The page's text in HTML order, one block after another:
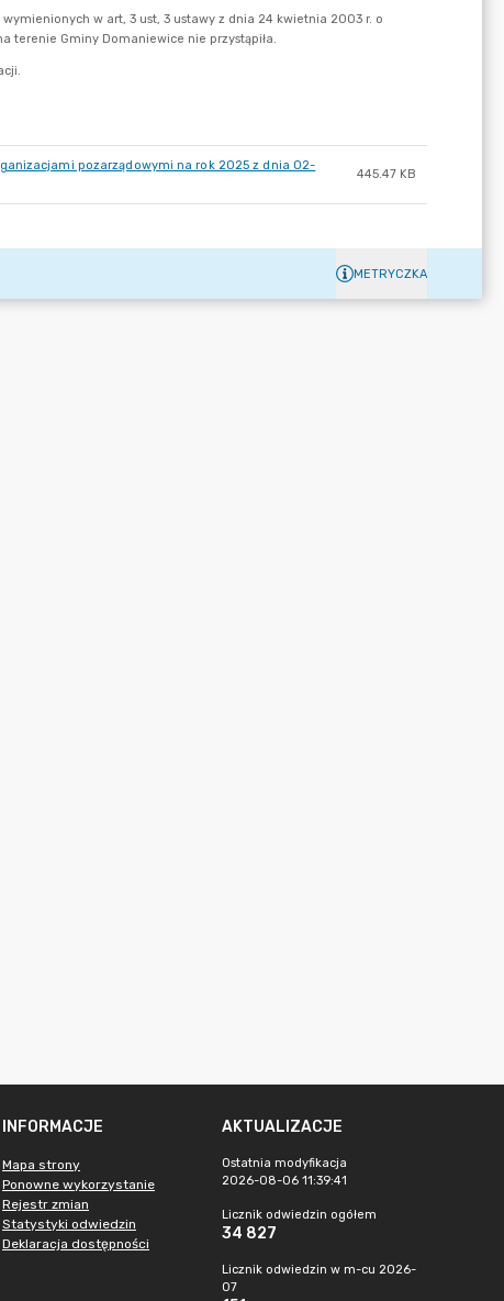
pozarządowymi na rok 2025 z dnia 02-
445.47 KB
METRYCZKA
INFORMACJE
Mapa strony
Ponowne wykorzystanie
Rejestr zmian
Statystyki odwiedzin
Deklaracja dostępności
AKTUALIZACJE
Ostatnia modyfikacja
2026-08-06 11:39:41
Licznik odwiedzin ogółem
34 827
Licznik odwiedzin w m-cu 2026-
07